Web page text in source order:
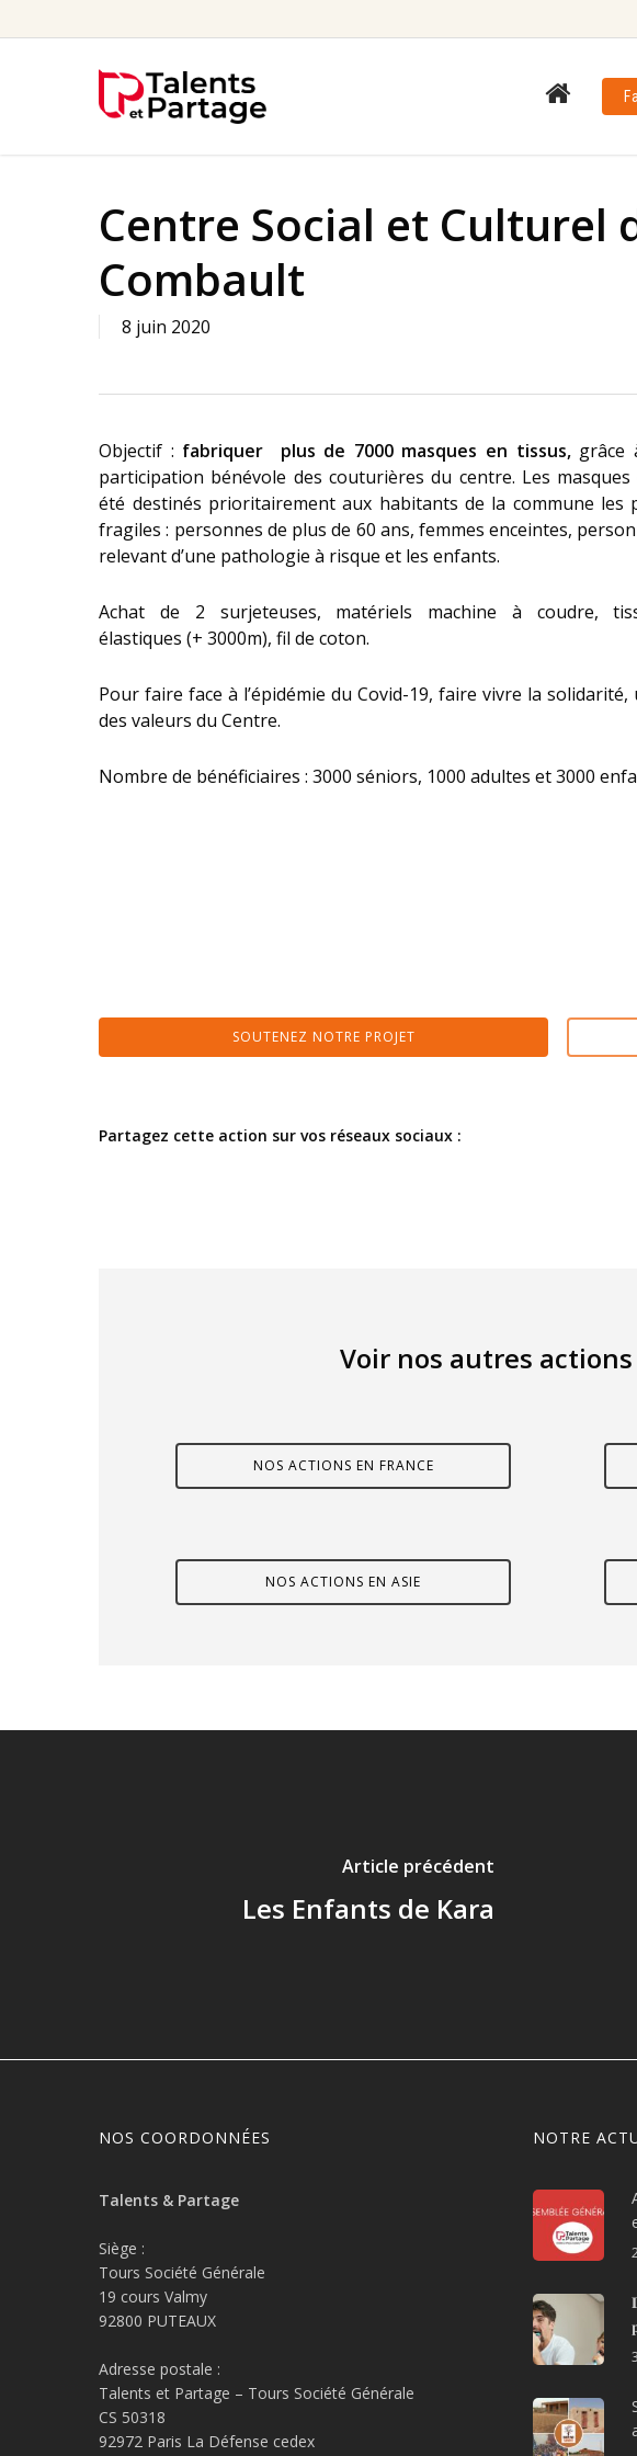
to
Centre Social et Culturel
Combault
8 juin 2020
Objectif : fabriquer plus de 7000 masques en tissus,grâce
participation bénévole des couturières du centre. Les
été destinés prioritairement aux habitants de la commune les
fragiles : personnes de plus de 60 ans, femmes enceintes,
relevant d’une pathologie à risque et les enfants.
Achat de 2 surjeteuses, matériels machine à coudre,
élastiques (+ 3000m), fil de coton.
Pour faire face à l’épidémie du Covid-19, faire vivre la solidarité,
des valeurs du Centre.
Nombre de bénéficiaires : 3000 séniors, 1000 adultes et 3000
SOUTENEZ NOTRE PROJET
Partagez cette action sur vos réseaux sociaux :
Voir nos autres
NOS ACTIONS EN FRANCE
NOS ACTIONS EN ASIE
Article précédent
Les Enfants de Kara
NOS COORDONNÉES
Talents & Partage
Siège :
Tours Société Générale
19 cours Valmy
92800 PUTEAUX
Adresse postale :
Talents et Partage – Tours Société Générale
CS 50318
92972 Paris La Défense cedex
NOTRE